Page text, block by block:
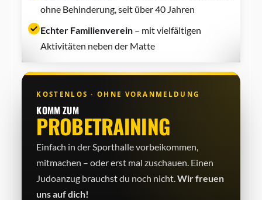
ohne Behinderung, seit über 40 Jahren
Echter Familienverein– mit vielfältigen
Aktivitäten neben der Matte
KOSTENLOS · OHNE VORANMELDUNG
KOMM ZUM
PROBETRAINING
Einfach in der Sporthalle vorbeikommen,
mitmachen – oder erst mal zuschauen. Einen
Judo­anzug brauchst du noch nicht.Wir freuen
uns auf dich!